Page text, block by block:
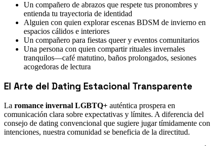
Un compañero de abrazos que respete tus pronombres y
entienda tu trayectoria de identidad
Alguien con quien explorar escenas BDSM de invierno en
espacios cálidos e interiores
Un compañero para fiestas queer y eventos comunitarios
Una persona con quien compartir rituales invernales
tranquilos—café matutino, baños prolongados, sesiones
acogedoras de lectura
El Arte del Dating Estacional Transparente
La romance invernal LGBTQ+ auténtica prospera en
comunicación clara sobre expectativas y límites. A diferencia del
consejo de dating convencional que sugiere jugar tímidamente con
intenciones, nuestra comunidad se beneficia de la directitud.